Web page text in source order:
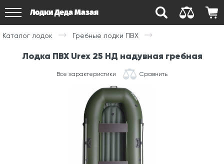
Лодки Деда Мазая
Каталог лодок Гребные лодки ПВХ
Лодка ПВХ Urex 25 НД надувная гребная
Все характеристики Сравнить